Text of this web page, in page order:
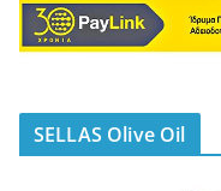
SELLAS Olive Oil